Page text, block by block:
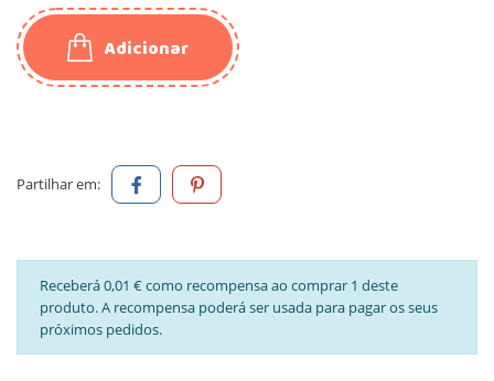
Adicionar
Partilhar em:
Receberá 0,01 € como recompensa ao comprar 1 deste
produto. A recompensa poderá ser usada para pagar os seus
próximos pedidos.